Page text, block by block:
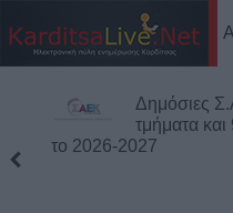
Δημόσιες
τμήματα και
το 2026-2027